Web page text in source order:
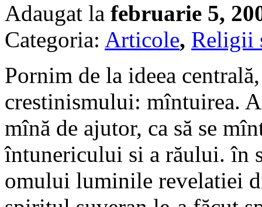
Adaugat la februarie 5,
Categoria: Articole, Religii
Pornim de la ideea
crestinismului: mîntuirea.
mînă de ajutor, ca să se
întunericului si a răului. în
omului luminile revelatiei